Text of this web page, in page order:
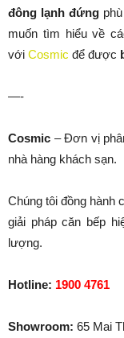
đông lạnh đứngphù
muốn tìm hiểu về
với Cosmic để được
—-
Cosmic – Đơn vị
nhà hàng khách sạn.
Chúng tôi đồng hành
giải pháp căn bếp
lượng.
Hotline: 1900 4761
Showroom: 65 Mai